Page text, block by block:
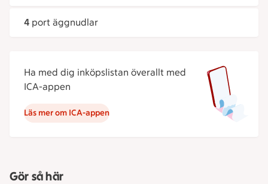
4 port äggnudlar
Ha med dig inköpslistan överallt med
ICA-appen
Läs mer om ICA-appen
Gör så här